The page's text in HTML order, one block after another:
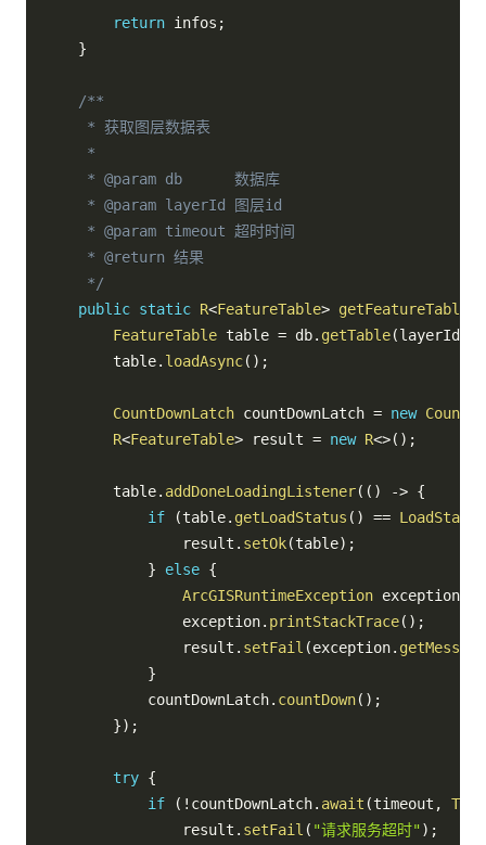
return infos ;
}
/**
     * 获取图层数据表
     *
     * @param db      数据库
     * @param layerId 图层id
     * @param timeout 超时时间
     * @return 结果
     */
public static R<FeatureTable> getFeatureTable
FeatureTable table = db. getTable(layerId
        table
. loadAsync( ) ;
CountDownLatch countDownLatch = new
R<FeatureTable> result = new R<>( ) ;
        table
. addDoneLoadingListener( ( ) -> {
if
(table. getLoadStatus ( ) == LoadStatus
                result
. setOk(table) ;
}
else {
ArcGISRuntimeException exception
                exception
. printStackTrace( ) ;
                result
. setFail (exception. getMessage
}
            countDownLatch
. countDown( ) ;
}) ;
try {
if
( ! countDownLatch. await (timeout ,
                result
. setFail ( "请求服务超时") ;